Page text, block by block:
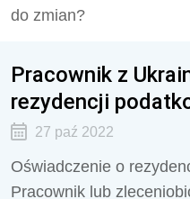
do zmian?
Pracownik z
rezydencji
27 paź 2022
Oświadczenie o
Pracownik lub